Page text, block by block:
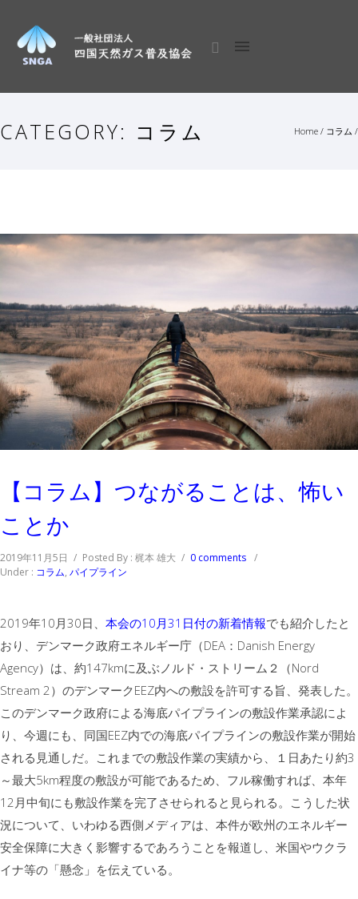
CATEGORY: コラム Home / コラム /
【コラム】つながることは、怖い
ことか
2019年11月5日 / Posted By : 梶本 雄大 / 0 comments /
Under : コラム, パイプライン
2019年10月30日、 本会の10月31日付の新着情報でも紹介したと
おり、デンマーク政府エネルギー庁（DEA：Danish Energy
Agency）は、約147kmに及ぶノルド・ストリーム２（Nord
Stream 2）のデンマークEEZ内への敷設を許可する旨、発表した。
このデンマーク政府による海底パイプラインの敷設作業承認によ
り、今週にも、同国EEZ内での海底パイプラインの敷設作業が開始
される見通しだ。これまでの敷設作業の実績から、１日あたり約3
～最大5km程度の敷設が可能であるため、フル稼働すれば、本年
12月中旬にも敷設作業を完了させられると見られる。こうした状
況について、いわゆる西側メディアは、本件が欧州のエネルギー
安全保障に大きく影響するであろうことを報道し、米国やウクラ
イナ等の「懸念」を伝えている。